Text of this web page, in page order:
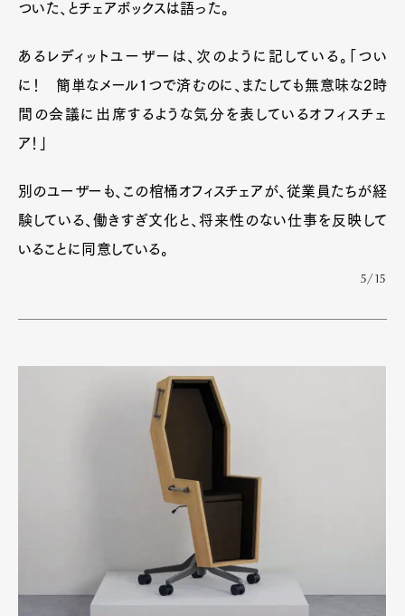
ついた、とチェアボックスは語った。
あるレディットユーザーは、次のように記している。「つい
に！ 簡単なメール1つで済むのに、またしても無意味な2時
間の会議に出席するような気分を表しているオフィスチェ
ア！」
別のユーザーも、この棺桶オフィスチェアが、従業員たちが経
験している、働きすぎ文化と、将来性のない仕事を反映して
いることに同意している。
5/15